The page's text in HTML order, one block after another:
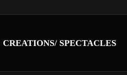
CREATIONS/ SPECTACLES